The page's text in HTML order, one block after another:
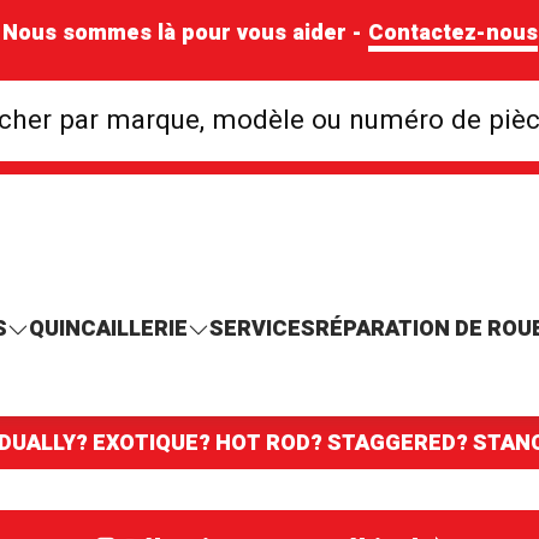
Nous sommes là pour vous aider - Contactez-nous
par marque, modèle ou numéro de
Rechercher par
QUINCAILLERIE SERVICESRÉPARATION DE
EXOTIQUE? HOT ROD? STAGGERED?